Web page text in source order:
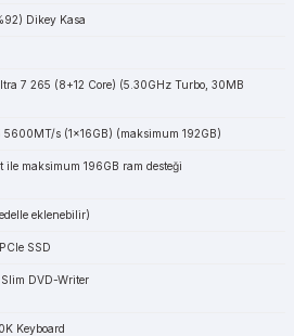
Dikey Kasa
7 265 (8+12 Core) (5.30GHz Turbo, 30MB
5600MT/s (1x16GB) (maksimum 192GB)
ile maksimum 196GB ram desteği
eklenebilir)
SSD
DVD-Writer
Keyboard